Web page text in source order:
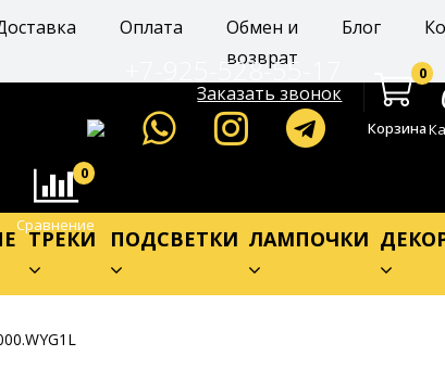
Оплата
Обмен и
возврат
Блог
+7-925-528-55-17
Заказать звонок
0
Корзина
0
Сравнение
ТРЕКИ ПОДСВЕТКИ ЛАМПОЧКИ